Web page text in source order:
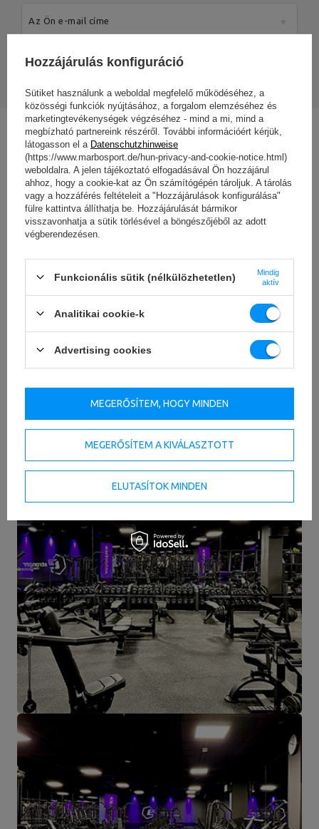
Az Ön e-mail címe
KÜLDJÖN VÉLEMÉNYT
Kérdése van? 24 órán belül válaszolunk
Ha a fenti leírás nem elegendő az Ön számára, kérjük, küldje el nekünk a
termékkel kapcsolatos kérdését. Igyekszünk a lehető leghamarabb
válaszolni. Az adatokat a következőkkel összhangban kell
feldolgozni adatvédelmi politika. Ennek benyújtásával Ön elfogadja
annak rendelkezéseit.
Kérdés
Projektjeink
Hozzájárulás konfiguráció
Sütiket használunk a weboldal megfelelő működéséhez, a
közösségi funkciók nyújtásához, a forgalom elemzéséhez és
marketingtevékenységek végzéséhez - mind a mi, mind a
megbízható partnereink részéről. További információért kérjük,
látogasson el a Datenschutzhinweise
(https://www.marbosport.de/hun-privacy-and-cookie-notice.html)
weboldalra. A jelen tájékoztató elfogadásával Ön hozzájárul
ahhoz, hogy a cookie-kat az Ön számítógépén tároljuk. A tárolás
vagy a hozzáférés feltételeit a "Hozzájárulások konfigurálása"
fülre kattintva állíthatja be. Hozzájárulását bármikor
visszavonhatja a sütik törlésével a böngészőjéből az adott
végberendezésen.
Funkcionális sütik (nélkülözhetetlen)
Mindig
aktív
Analitikai cookie-k
Advertising cookies
MEGERŐSÍTEM A KIVÁLASZTOTT
ELUTASÍTOK MINDEN
MEGERŐSÍTEM, HOGY MINDEN